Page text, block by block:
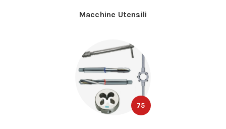
Macchine Utensili
75